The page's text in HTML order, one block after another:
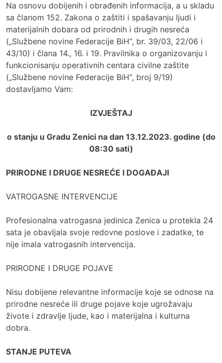
Na osnovu dobijenih i obrađenih informacija, a u skladu
sa članom 152. Zakona o zaštiti i spašavanju ljudi i
materijalnih dobara od prirodnih i drugih nesreća
(„Službene novine Federacije BiH“, br. 39/03, 22/06 i
43/10) i člana 14., 16. i 19. Pravilnika o organizovanju i
funkcionisanju operativnih centara civilne zaštite
(„Službene novine Federacije BiH“, broj 9/19)
dostavljamo Vam:
IZVJEŠTAJ
o stanju u Gradu Zenici na dan 13.12.2023. godine (do
08:30 sati)
PRIRODNE I DRUGE NESREĆE I DOGAĐAJI
VATROGASNE INTERVENCIJE
Profesionalna vatrogasna jedinica Zenica u protekla 24
sata je obavljala svoje redovne poslove i zadatke, te
nije imala vatrogasnih intervencija.
PRIRODNE I DRUGE POJAVE
Nisu dobijene relevantne informacije koje se odnose na
prirodne nesreće ili druge pojave koje ugrožavaju
živote i zdravlje ljude, kao i materijalna i kulturna
dobra.
STANJE PUTEVA